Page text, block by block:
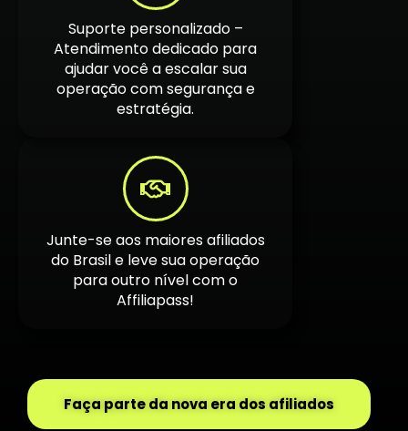
Suporte personalizado –
Atendimento dedicado para
ajudar você a escalar sua
operação com segurança e
estratégia.
Junte-se aos maiores afiliados
do Brasil e leve sua operação
para outro nível com o
Affiliapass!
Faça parte da nova era dos afiliados